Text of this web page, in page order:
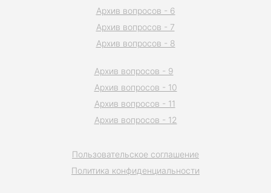
Пользовательское соглашение
Политика конфиденциальности
Архив вопросов - 6
Архив вопросов - 7
Архив вопросов - 8
Архив вопросов - 9
Архив вопросов - 10
Архив вопросов - 11
Архив вопросов - 12